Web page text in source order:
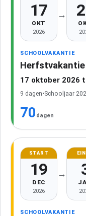
17
OKT
2026
→
SCHOOLVAKANTIE
Herfstvakantie
17 oktober 2026
9 dagen•Schooljaar
70 dagen
START
19
DEC
2026
→
SCHOOLVAKANTIE